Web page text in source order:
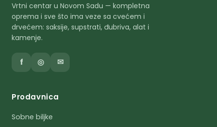
Vrtni centar u Novom Sadu — kompletna
oprema i sve što ima veze sa cvećem i
drvećem: saksije, supstrati, đubriva, alat i
kamenje.
f ◎ ✉
Prodavnica
Sobne biljke